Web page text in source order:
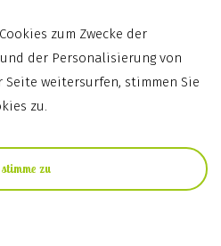
Alle Rechte vorbehalten
zum Zwecke der
der Personalisierung von
weitersurfen, stimmen Sie
zu.
zu